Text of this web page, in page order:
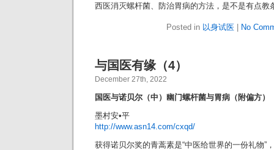
西医消灭螺杆菌、防治胃病的方法，是不是有点教
Posted in 以身试医 No
与国医有缘（4）
December 27th, 2022
国医与诺贝尔（中）幽门螺杆菌与胃病（附偏方）
墨村安•平
http://www.asn14.com/cxqd/
获得诺贝尔奖的青蒿素是“中医给世界的一份礼物”